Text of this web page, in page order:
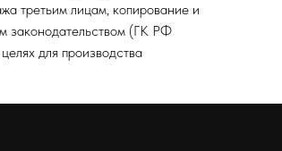
третьим лицам, копирование и
законодательством (ГК РФ
для производства